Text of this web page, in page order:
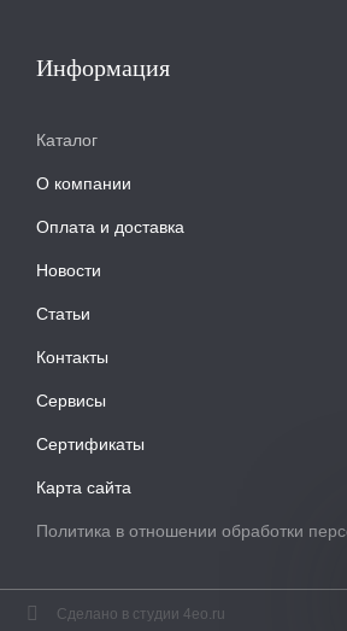
Информация
Каталог
О компании
Оплата и доставка
Новости
Статьи
Контакты
Сервисы
Сертификаты
Карта сайта
Политика в отношении обработки
Сделано в студии 4eo.ru